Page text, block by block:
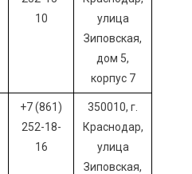
10
улица
Зиповская,
дом 5,
корпус 7
+7 (861)
252-18-
16
350010, г.
Краснодар,
улица
Зиповская,